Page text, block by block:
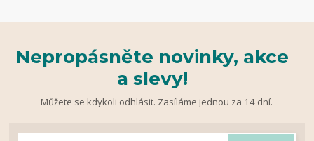
Nepropásněte novinky, akce
a slevy!
Můžete se kdykoli odhlásit. Zasíláme jednou za 14 dní.